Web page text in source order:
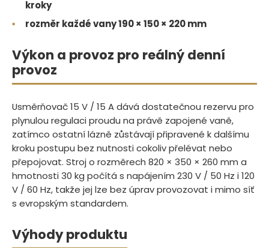
kroky
▪
rozměr každé vany 190 × 150 × 220 mm
Výkon a provoz pro reálný denní
provoz
Usměrňovač 15 V / 15 A dává dostatečnou rezervu pro
plynulou regulaci proudu na právě zapojené vaně,
zatímco ostatní lázně zůstávají připravené k dalšímu
kroku postupu bez nutnosti cokoliv přelévat nebo
přepojovat. Stroj o rozměrech 820 × 350 × 260 mm a
hmotnosti 30 kg počítá s napájením 230 V / 50 Hz i 120
V / 60 Hz, takže jej lze bez úprav provozovat i mimo síť
s evropským standardem.
Výhody produktu